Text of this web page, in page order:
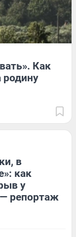
Как
родину
в
как
у
репортаж